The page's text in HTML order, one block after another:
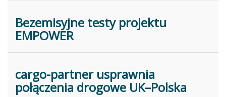
Bezemisyjne testy projektu
EMPOWER
cargo-partner usprawnia
połączenia drogowe UK–Polska